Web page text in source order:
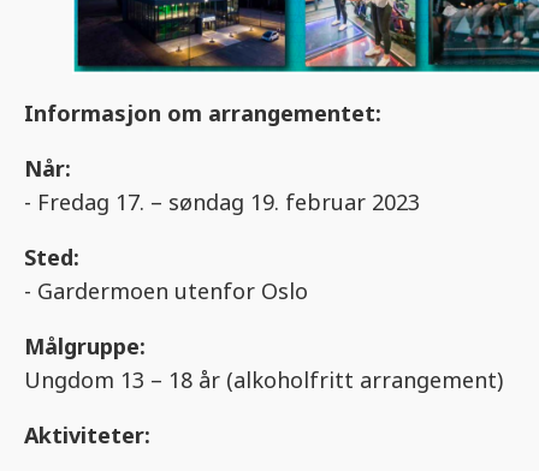
Informasjon om arrangementet:
Når:
- Fredag 17. – søndag 19. februar 2023
Sted:
- Gardermoen utenfor Oslo
Målgruppe:
Ungdom 13 – 18 år (alkoholfritt arrangement)
Aktiviteter: